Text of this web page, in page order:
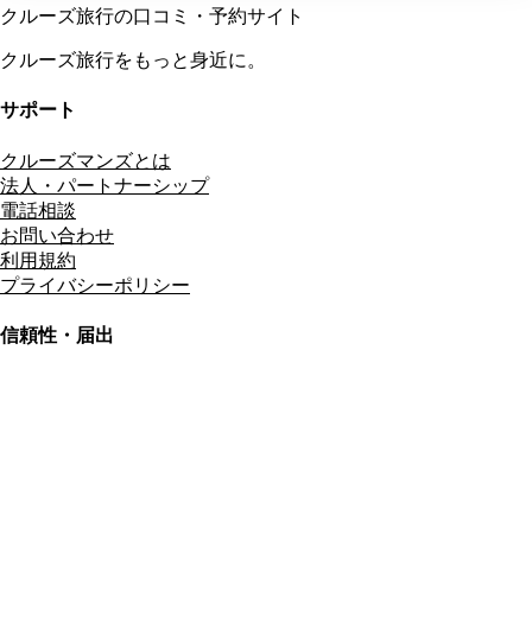
クルーズ旅行の口コミ・予約サイト
クルーズ旅行をもっと身近に。
サポート
クルーズマンズとは
法人・パートナーシップ
電話相談
お問い合わせ
利用規約
プライバシーポリシー
信頼性・届出